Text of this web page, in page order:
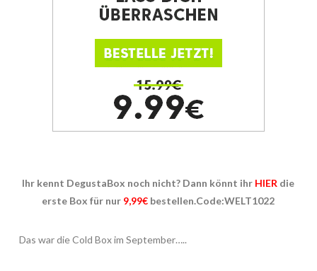
Ihr kennt DegustaBox noch nicht? Dann könnt ihr HIER die
erste Box für nur 9,99€ bestellen.Code:WELT1022
Das war die Cold Box im September…..